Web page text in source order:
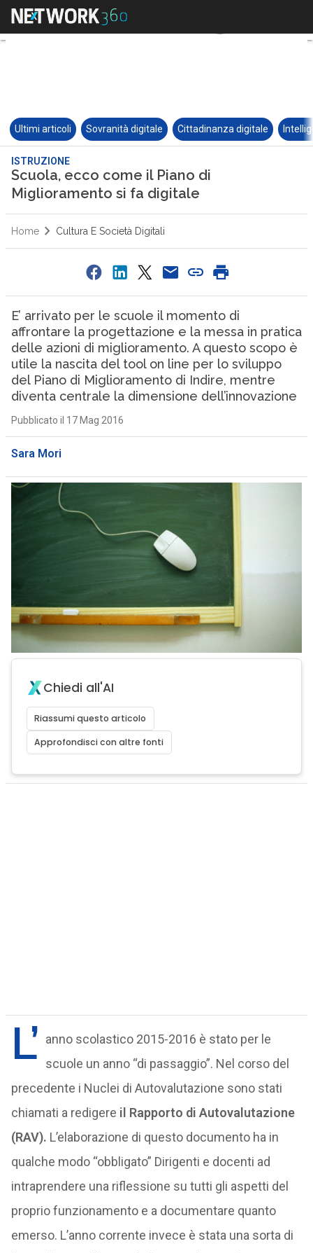
Ultimi articoli Sovranità digitale Cittadinanza digitale
ISTRUZIONE
Scuola, ecco come il Piano di
Miglioramento si fa digitale
Home Cultura E Società Digitali
E’ arrivato per le scuole il momento di
affrontare la progettazione e la messa in pratica
delle azioni di miglioramento. A questo scopo è
utile la nascita del tool on line per lo sviluppo
del Piano di Miglioramento di Indire, mentre
diventa centrale la dimensione dell’innovazione
Pubblicato il 17 Mag 2016
Sara Mori
Chiedi all'AI
Riassumi questo articolo
Approfondisci con altre fonti
L’ anno scolastico 2015-2016 è stato per le
scuole un anno “di passaggio”. Nel corso del
precedente i Nuclei di Autovalutazione sono stati
chiamati a redigere il Rapporto di Autovalutazione
(RAV). L’elaborazione di questo documento ha in
qualche modo “obbligato” Dirigenti e docenti ad
intraprendere una riflessione su tutti gli aspetti del
proprio funzionamento e a documentare quanto
emerso. L’anno corrente invece è stata una sorta di